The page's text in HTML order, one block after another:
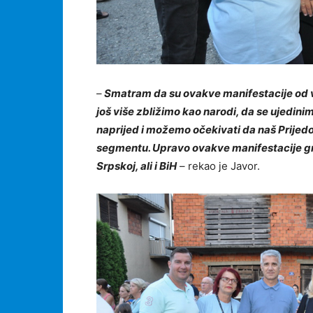
–Smatram da su ovakve manifestacije
još više zbližimo kao narodi, da se
naprijed i možemo očekivati da naš
segmentu. Upravo ovakve manifestacije
Srpskoj, ali i BiH– rekao je Javor.